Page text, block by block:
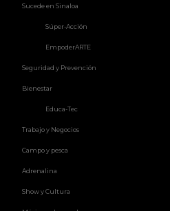
Sucede en Sinaloa
Súper-Acción
EmpoderARTE
Seguridad y Prevención
Bienestar
Educa-Tec
Trabajo y Negocios
Campo y pesca
Adrenalina
Show y Cultura